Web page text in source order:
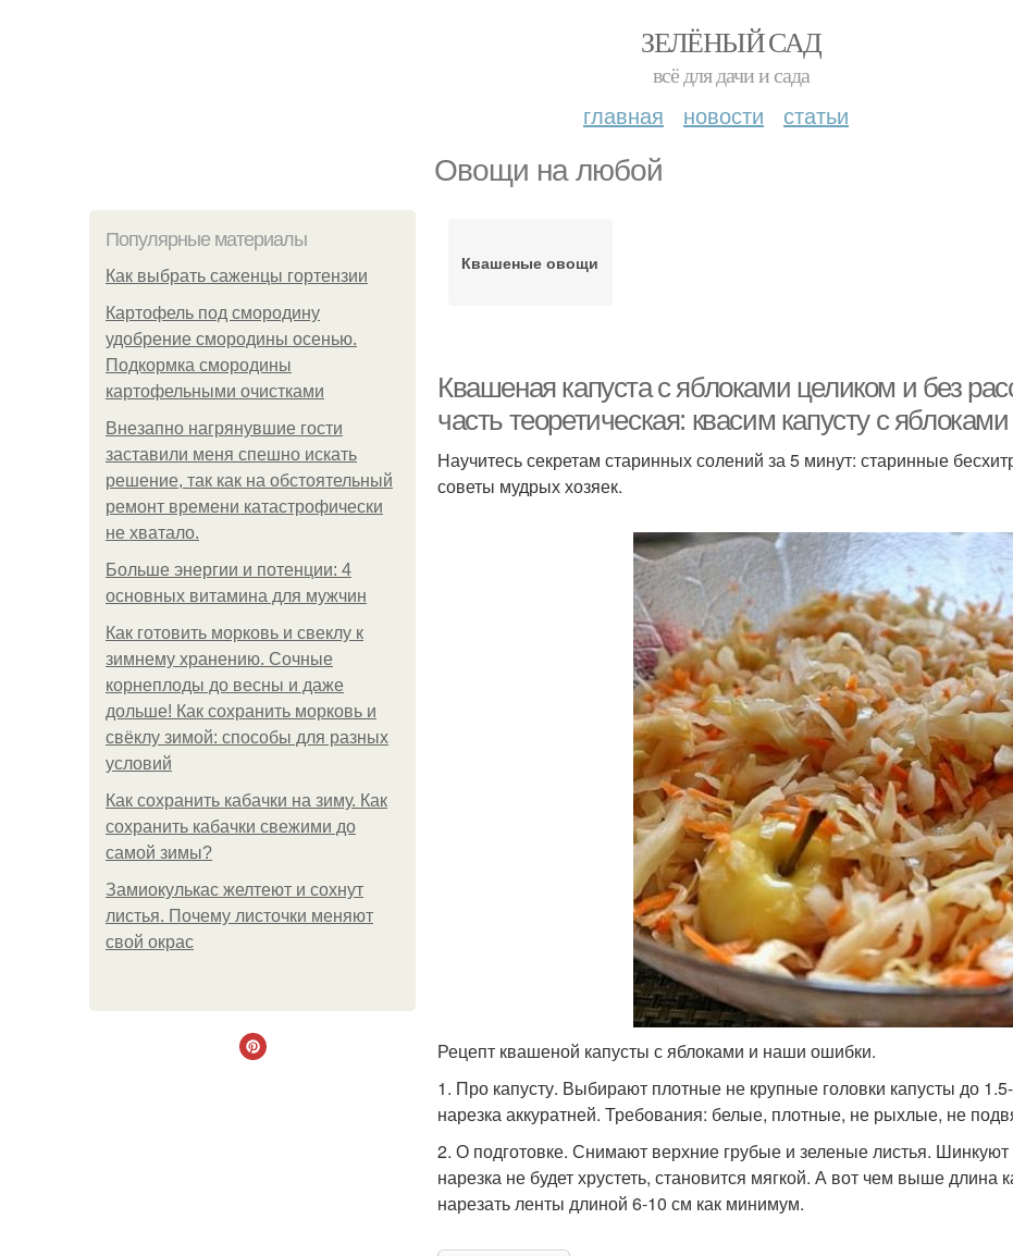
ЗЕЛЁНЫЙ САД
всё для дачи и сада
главная новости статьи
Овощи на любой
Популярные материалы
Как выбрать саженцы гортензии
Картофель под смородину
удобрение смородины осенью.
Подкормка смородины
картофельными очистками
Внезапно нагрянувшие гости
заставили меня спешно искать
решение, так как на обстоятельный
ремонт времени катастрофически
не хватало.
Больше энергии и потенции: 4
основных витамина для мужчин
Как готовить морковь и свеклу к
зимнему хранению. Сочные
корнеплоды до весны и даже
дольше! Как сохранить морковь и
свёклу зимой: способы для разных
условий
Как сохранить кабачки на зиму. Как
сохранить кабачки свежими до
самой зимы?
Замиокулькас желтеют и сохнут
листья. Почему листочки меняют
свой окрас
Квашеные овощи
Квашеная капуста с яблоками целиком и без
часть теоретическая: квасим капусту с
Научитесь секретам старинных солений за 5 минут: старинные
советы мудрых хозяек.
Рецепт квашеной капусты с яблоками и наши ошибки.
1. Про капусту. Выбирают плотные не крупные головки капусты до
нарезка аккуратней. Требования: белые, плотные, не рыхлые, не
2. О подготовке. Снимают верхние грубые и зеленые листья.
нарезка не будет хрустеть, становится мягкой. А вот чем выше длина
нарезать ленты длиной 6-10 см как минимум.